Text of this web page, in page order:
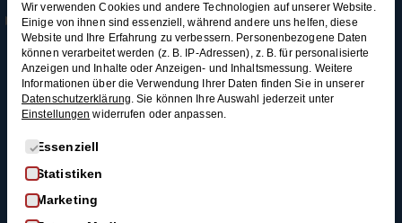
Lindy
Circle
3
Minuten
Flip
Flop
3
iches
AGB
Datenschutz
Widerrufsrecht
Impressum
Infos
Membership
Kontakt
FAQ
Alle Blogartikel
Schwungvoll
durchstarten: Swing
tanzen für
Anfänger*innen
Wir verwenden Cookies und andere Technologien auf unserer Website.
Einige von ihnen sind essenziell, während andere uns helfen, diese
Website und Ihre Erfahrung zu verbessern. Personenbezogene Daten
können verarbeitet werden (z. B. IP-Adressen), z. B. für personalisierte
Anzeigen und Inhalte oder Anzeigen- und Inhaltsmessung. Weitere
Informationen über die Verwendung Ihrer Daten finden Sie in unserer
Datenschutzerklärung. Sie können Ihre Auswahl jederzeit unter
Einstellungen widerrufen oder anpassen.
Es folgt eine Liste der Service-Gruppen, für die eine
Essenziell
Statistiken
Marketing